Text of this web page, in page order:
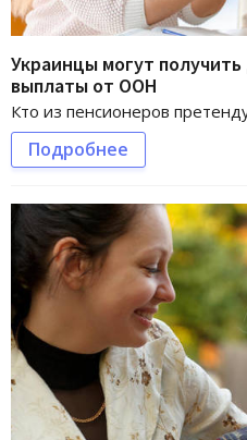
Украинцы могут
выплаты от ООН
Кто из пенсионеров
Подробнее